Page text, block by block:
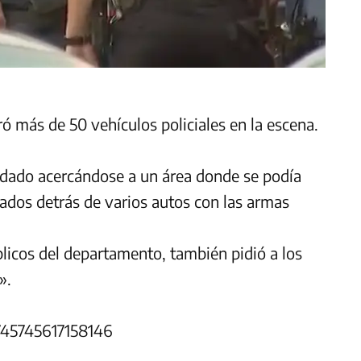
de 50 vehículos policiales en la escena.
acercándose a un área donde se podía
detrás de varios autos con las armas
del departamento, también pidió a los